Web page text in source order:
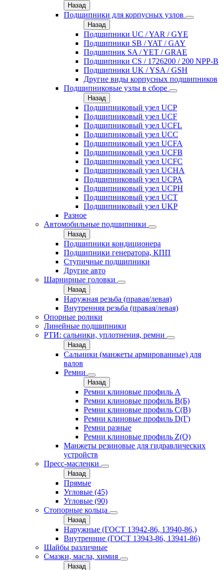
Назад
Подшипники для корпусных узлов
Назад
Подшипники UC / YAR / GYE
Подшипники SB / YAT / GAY
Подшипник SA / YET / GRAE
Подшипники CS / 1726200 / 200 NPP-B
Подшипники UK / YSA / GSH
Другие виды корпусных подшипников
Подшипниковые узлы в сборе
Назад
Подшипниковый узел UCP
Подшипниковый узел UCF
Подшипниковый узел UCFL
Подшипниковый узел UCC
Подшипниковый узел UCFA
Подшипниковый узел UCFB
Подшипниковый узел UCFC
Подшипниковый узел UCHA
Подшипниковый узел UCPA
Подшипниковый узел UCPH
Подшипниковый узел UCT
Подшипниковый узел UKP
Разное
Автомобильные подшипники
Назад
Подшипники кондиционера
Подшипники генератора, КПП
Ступичные подшипники
Другие авто
Шарнирные головки
Назад
Наружная резьба (правая/левая)
Внутренняя резьба (правая/левая)
Опорные ролики
Линейные подшипники
РТИ: сальники, уплотнения, ремни
Назад
Сальники (манжеты армированные) для
валов
Ремни
Назад
Ремни клиновые профиль A
Ремни клиновые профиль B(Б)
Ремни клиновые профиль C(В)
Ремни клиновые профиль D(Г)
Ремни разные
Ремни клиновые профиль Z(О)
Манжеты резиновые для гидравлических
устройств
Пресс-масленки
Назад
Прямые
Угловые (45)
Угловые (90)
Стопорные кольца
Назад
Наружные (ГОСТ 13942-86, 13940-86,)
Внутренние (ГОСТ 13943-86, 13941-86)
Шайбы различные
Смазки, масла, химия
Назад